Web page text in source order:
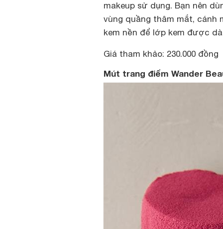
makeup sử dụng. Bạn nên
vùng quầng thâm mắt, cánh
kem nền để lớp kem được
Giá tham khảo: 230.000 đồng
Mút trang điểm Wander